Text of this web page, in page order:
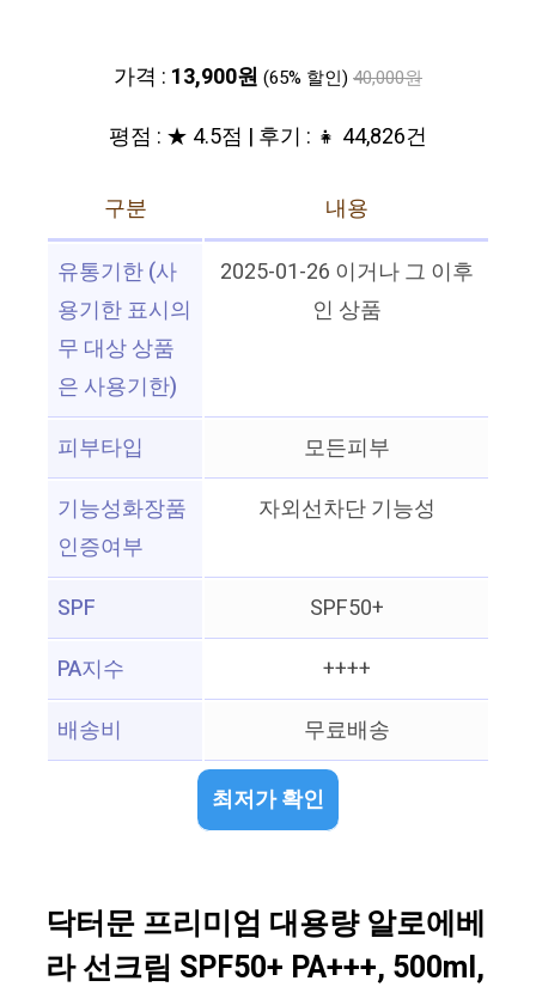
가격 : 13,900원 (65% 할인) 40,000원
평점 : ★ 4.5점 | 후기 : 👧 44,826건
구분
내용
유통기한 (사
용기한 표시의
무 대상 상품
은 사용기한)
2025-01-26 이거나 그 이후
인 상품
피부타입
모든피부
기능성화장품
인증여부
자외선차단 기능성
SPF
SPF50+
PA지수
++++
배송비
무료배송
최저가 확인
닥터문 프리미엄 대용량 알로에베
라 선크림 SPF50+ PA+++, 500ml,